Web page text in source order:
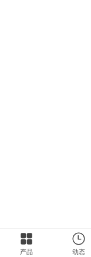
产品 动态